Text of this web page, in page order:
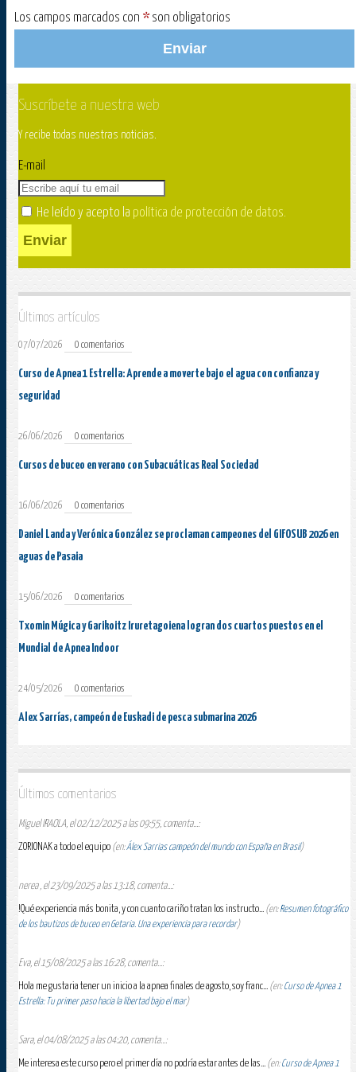
Los campos marcados con * son obligatorios
Enviar
Suscríbete a nuestra web
Y recibe todas nuestras noticias.
E-mail
He leído y acepto la política de protección de datos.
Enviar
Últimos artículos
07/07/2026 0 comentarios
Curso de Apnea 1 Estrella: Aprende a moverte bajo el agua con confianza y
seguridad
26/06/2026 0 comentarios
Cursos de buceo en verano con Subacuáticas Real Sociedad
16/06/2026 0 comentarios
Daniel Landa y Verónica González se proclaman campeones del GIFOSUB 2026 en
aguas de Pasaia
15/06/2026 0 comentarios
Txomin Múgica y Garikoitz Iruretagoiena logran dos cuartos puestos en el
Mundial de Apnea Indoor
24/05/2026 0 comentarios
Alex Sarrías, campeón de Euskadi de pesca submarina 2026
Últimos comentarios
Miguel IRAOLA, el 02/12/2025 a las 09:55, comenta...:
ZORIONAK a todo el equipo (en:Álex Sarrias campeón del mundo con España en Brasil)
nerea , el 23/09/2025 a las 13:18, comenta...:
!Qué experiencia más bonita, y con cuanto cariño tratan los instructo... (en:Resumen fotográfico
de los bautizos de buceo en Getaria. Una experiencia para recordar)
Eva, el 15/08/2025 a las 16:28, comenta...:
Hola me gustaria tener un inicio a la apnea finales de agosto, soy franc... (en:Curso de Apnea 1
Estrella: Tu primer paso hacia la libertad bajo el mar)
Sara, el 04/08/2025 a las 04:20, comenta...:
Me interesa este curso pero el primer día no podría estar antes de las... (en:Curso de Apnea 1